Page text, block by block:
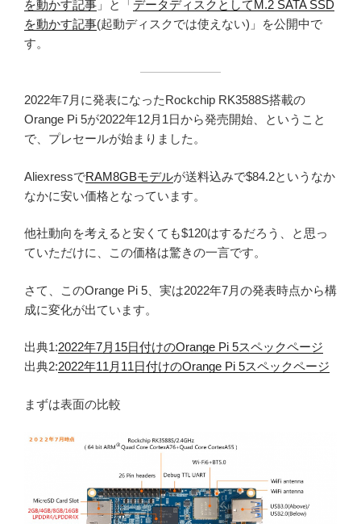
を動かす記事 」と「 データディスクとしてM.2 SATA SSD
を動かす記事(起動ディスクでは使えない)」を公開中で
す。
2022年7月に発表になったRockchip RK3588S搭載の
Orange Pi 5が2022年12月1日から発売開始、ということ
で、プレセールが始まりました。
AliexressでRAM8GBモデルが送料込みで$84.2というなか
なかに安い価格となっています。
他社動向を考えると安くても$120はするだろう、と思っ
ていただけに、この価格は驚きの一言です。
さて、このOrange Pi 5、実は2022年7月の発表時点から構
成に変化が出ています。
出典1:2022年7月15日付けのOrange Pi 5スペックページ
出典2:2022年11月11日付けのOrange Pi 5スペックページ
まずは表面の比較